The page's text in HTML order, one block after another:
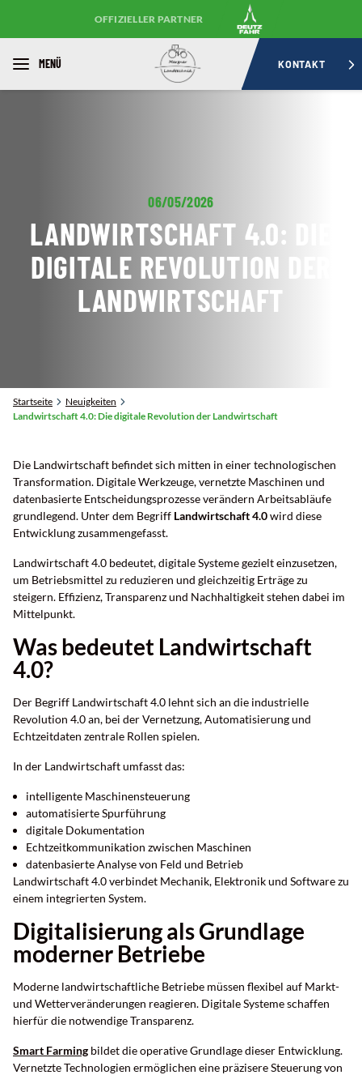
OFFIZIELLER PARTNER
MENÜ
Sie finden uns inOberkotzauer Straße 11
KONTAKT
06/05/2026
LANDWIRTSCHAFT 4.0: DIE
DIGITALE REVOLUTION DER
LANDWIRTSCHAFT
Startseite
Neuigkeiten
Landwirtschaft 4.0: Die digitale Revolution der Landwirtschaft
Die Landwirtschaft befindet sich mitten in einer technologischen
Transformation. Digitale Werkzeuge, vernetzte Maschinen und
datenbasierte Entscheidungsprozesse verändern Arbeitsabläufe
grundlegend. Unter dem Begriff Landwirtschaft 4.0wird diese
Entwicklung zusammengefasst.
Landwirtschaft 4.0 bedeutet, digitale Systeme gezielt einzusetzen,
um Betriebsmittel zu reduzieren und gleichzeitig Erträge zu
steigern. Effizienz, Transparenz und Nachhaltigkeit stehen dabei im
Mittelpunkt.
Was bedeutet Landwirtschaft
4.0?
Der Begriff Landwirtschaft 4.0 lehnt sich an die industrielle
Revolution 4.0 an, bei der Vernetzung, Automatisierung und
Echtzeitdaten zentrale Rollen spielen.
In der Landwirtschaft umfasst das:
intelligente Maschinensteuerung
automatisierte Spurführung
digitale Dokumentation
Echtzeitkommunikation zwischen Maschinen
datenbasierte Analyse von Feld und Betrieb
Landwirtschaft 4.0 verbindet Mechanik, Elektronik und Software zu
einem integrierten System.
Digitalisierung als Grundlage
moderner Betriebe
Moderne landwirtschaftliche Betriebe müssen flexibel auf Markt-
und Wetterveränderungen reagieren. Digitale Systeme schaffen
hierfür die notwendige Transparenz.
Smart Farming bildet die operative Grundlage dieser Entwicklung.
Vernetzte Technologien ermöglichen eine präzisere Steuerung von